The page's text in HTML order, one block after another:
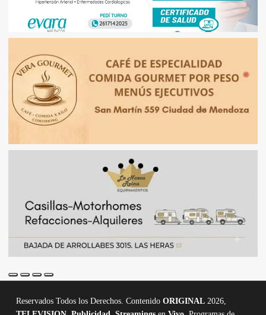
Reservados Todos los Derechos. Contenido ORIGINAL2026,